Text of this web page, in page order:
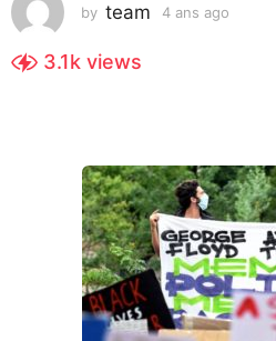
3
e
by team 4 ans ago
s
a
g
o
3.1k views